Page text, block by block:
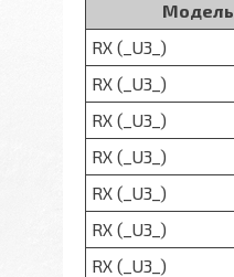
Модель
RX (_U3_)
RX (_U3_)
RX (_U3_)
RX (_U3_)
RX (_U3_)
RX (_U3_)
RX (_U3_)